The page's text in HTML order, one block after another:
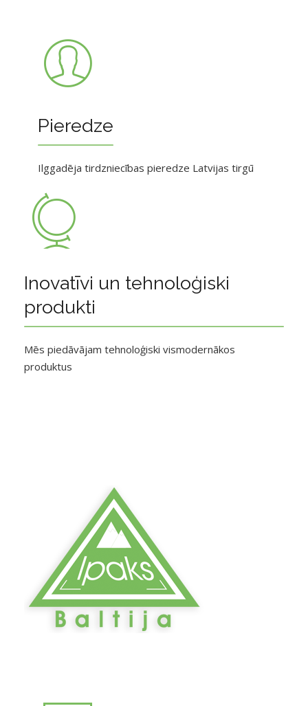
Pieredze
Ilggadēja tirdzniecības pieredze Latvijas tirgū
Inovatīvi un tehnoloģiski
produkti
Mēs piedāvājam tehnoloģiski vismodernākos
produktus